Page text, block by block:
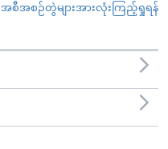
အစီအစဉ်တွဲများအားလုံးကြည့်ရှုရန်